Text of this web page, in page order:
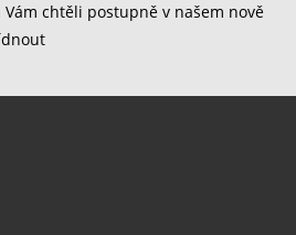
chtěli postupně v našem nově